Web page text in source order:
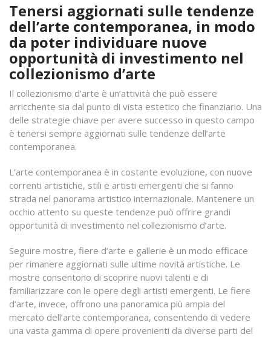
Tenersi aggiornati sulle tendenze
dell’arte contemporanea, in modo
da poter individuare nuove
opportunità di investimento nel
collezionismo d’arte
Il collezionismo d’arte è un’attività che può essere
arricchente sia dal punto di vista estetico che finanziario. Una
delle strategie chiave per avere successo in questo campo
è tenersi sempre aggiornati sulle tendenze dell’arte
contemporanea.
L’arte contemporanea è in costante evoluzione, con nuove
correnti artistiche, stili e artisti emergenti che si fanno
strada nel panorama artistico internazionale. Mantenere un
occhio attento su queste tendenze può offrire grandi
opportunità di investimento nel collezionismo d’arte.
Seguire mostre, fiere d’arte e gallerie è un modo efficace
per rimanere aggiornati sulle ultime novità artistiche. Le
mostre consentono di scoprire nuovi talenti e di
familiarizzare con le opere degli artisti emergenti. Le fiere
d’arte, invece, offrono una panoramica più ampia del
mercato dell’arte contemporanea, consentendo di vedere
una vasta gamma di opere provenienti da diverse parti del